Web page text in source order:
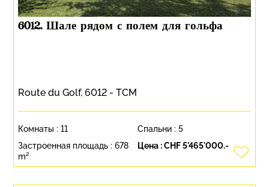
6012. Шале рядом с полем для гольфа
Route du Golf, 6012 - TCM
Цена :CHF 5'465'000.-
Комнаты :11 Спальни : 5
Застроенная площадь :678
m²